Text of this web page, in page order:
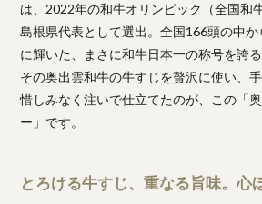
は、2022年の和牛オリンピック（全国和
島根県代表として選出。全国166頭の中か
に輝いた、まさに和牛日本一の称号を誇る
その奥出雲和牛の牛すじを贅沢に使い、
惜しみなく注いで仕立てたのが、この「
ー」です。
とろける牛すじ、重なる旨味。心